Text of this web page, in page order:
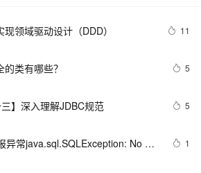
领域驱动设计（DDD） 11
类有哪些？ 5
三】深入理解JDBC规范 5
异常java.sql.SQLException: No
1